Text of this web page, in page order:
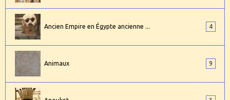
Ancien Empire en Égypte ancienne ... 4
Animaux 9